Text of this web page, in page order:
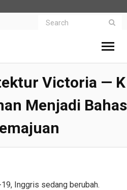
Klasik dan
Victoria — K
Menjadi Bahas
Inggris sedang berubah.